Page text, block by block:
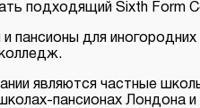
подходящий Sixth Form
и пансионы для
являются частные
пансионах Лондона